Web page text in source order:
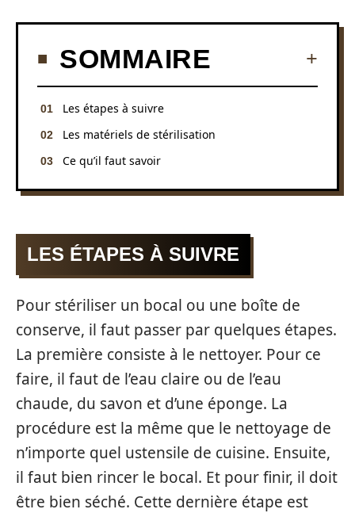
SOMMAIRE
Les étapes à suivre
Les matériels de stérilisation
Ce qu’il faut savoir
LES ÉTAPES À SUIVRE
Pour stériliser un bocal ou une boîte de
conserve, il faut passer par quelques étapes.
La première consiste à le nettoyer. Pour ce
faire, il faut de l’eau claire ou de l’eau
chaude, du savon et d’une éponge. La
procédure est la même que le nettoyage de
n’importe quel ustensile de cuisine. Ensuite,
il faut bien rincer le bocal. Et pour finir, il doit
être bien séché. Cette dernière étape est